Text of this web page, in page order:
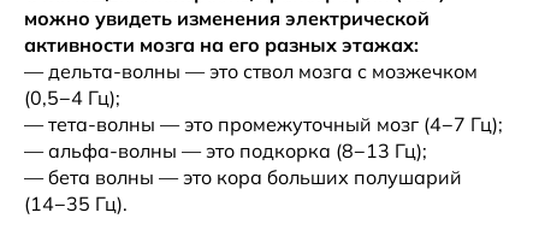
можно увидеть изменения электрической
активности мозга на его разных этажах:
— дельта-волны — это ствол мозга с мозжечком
(0,5−4 Гц);
— тета-волны — это промежуточный мозг (4−7 Гц);
— альфа-волны — это подкорка (8−13 Гц);
— бета волны — это кора больших полушарий
(14−35 Гц).